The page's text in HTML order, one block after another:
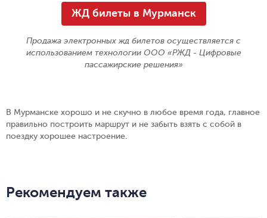
ЖД билеты в Мурманск
Продажа электронных жд билетов осуществляется с
использованием технологии ООО «РЖД - Цифровые
пассажирские решения»
В Мурманске хорошо и не скучно в любое время года, главное
правильно построить маршрут и не забыть взять с собой в
поездку хорошее настроение.
Рекомендуем также